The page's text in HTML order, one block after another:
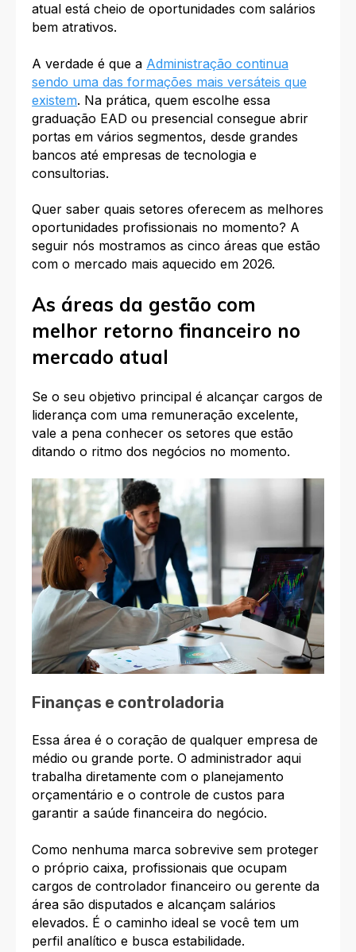
atual está cheio de oportunidades com salários
bem atrativos.
A verdade é que a Administração continua
sendo uma das formações mais versáteis que
existem. Na prática, quem escolhe essa
graduação EAD ou presencial consegue abrir
portas em vários segmentos, desde grandes
bancos até empresas de tecnologia e
consultorias.
Quer saber quais setores oferecem as melhores
oportunidades profissionais no momento? A
seguir nós mostramos as cinco áreas que estão
com o mercado mais aquecido em 2026.
As áreas da gestão com
melhor retorno financeiro no
mercado atual
Se o seu objetivo principal é alcançar cargos de
liderança com uma remuneração excelente,
vale a pena conhecer os setores que estão
ditando o ritmo dos negócios no momento.
Finanças e controladoria
Essa área é o coração de qualquer empresa de
médio ou grande porte. O administrador aqui
trabalha diretamente com o planejamento
orçamentário e o controle de custos para
garantir a saúde financeira do negócio.
Como nenhuma marca sobrevive sem proteger
o próprio caixa, profissionais que ocupam
cargos de controlador financeiro ou gerente da
área são disputados e alcançam salários
elevados. É o caminho ideal se você tem um
perfil analítico e busca estabilidade.